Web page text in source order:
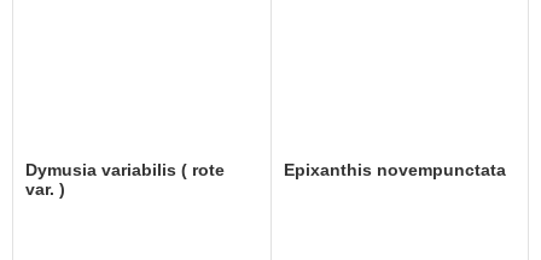
Dymusia variabilis ( rote
var. )
Epixanthis novempunctata